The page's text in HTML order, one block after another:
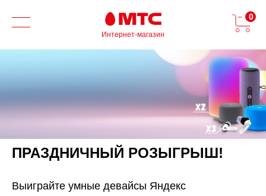
Интернет-магазин
0
ПРАЗДНИЧНЫЙ РОЗЫГРЫШ!
Выиграйте умные девайсы Яндекс